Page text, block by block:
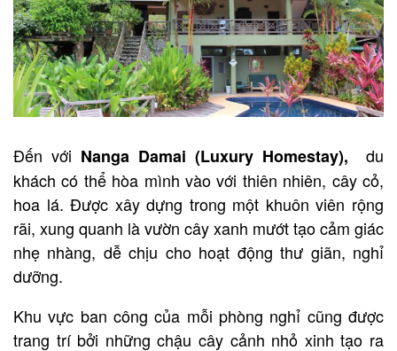
Đến với Nanga Damai (Luxury Homestay),
du
khách có thể hòa mình vào với thiên nhiên, cây cỏ,
hoa lá. Được xây dựng trong một khuôn viên rộng
rãi, xung quanh là vườn cây xanh mướt tạo cảm giác
nhẹ nhàng, dễ chịu cho hoạt động thư giãn, nghỉ
dưỡng.
Khu vực ban công của mỗi phòng nghỉ cũng được
trang trí bởi những chậu cây cảnh nhỏ xinh tạo ra